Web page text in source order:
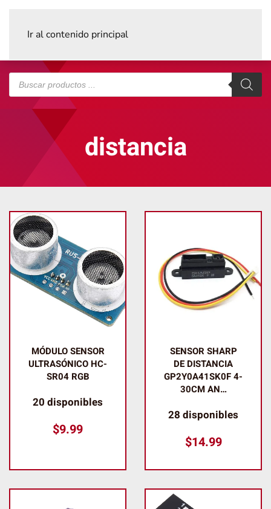
Ir al contenido principal
Búsqueda
de
productos
distancia
MÓDULO SENSOR
ULTRASÓNICO HC-
SR04 RGB
20 disponibles
$9.99
SENSOR SHARP
DE DISTANCIA
GP2Y0A41SK0F 4-
30CM AN…
28 disponibles
$14.99